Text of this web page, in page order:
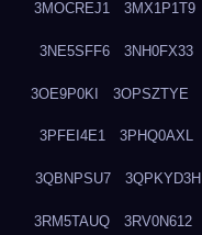
3MOCREJ1 3MX1P1T9
3NE5SFF6 3NH0FX33
3OE9P0KI 3OPSZTYE
3PFEI4E1 3PHQ0AXL
3QBNPSU7 3QPKYD3H
3RM5TAUQ 3RV0N612